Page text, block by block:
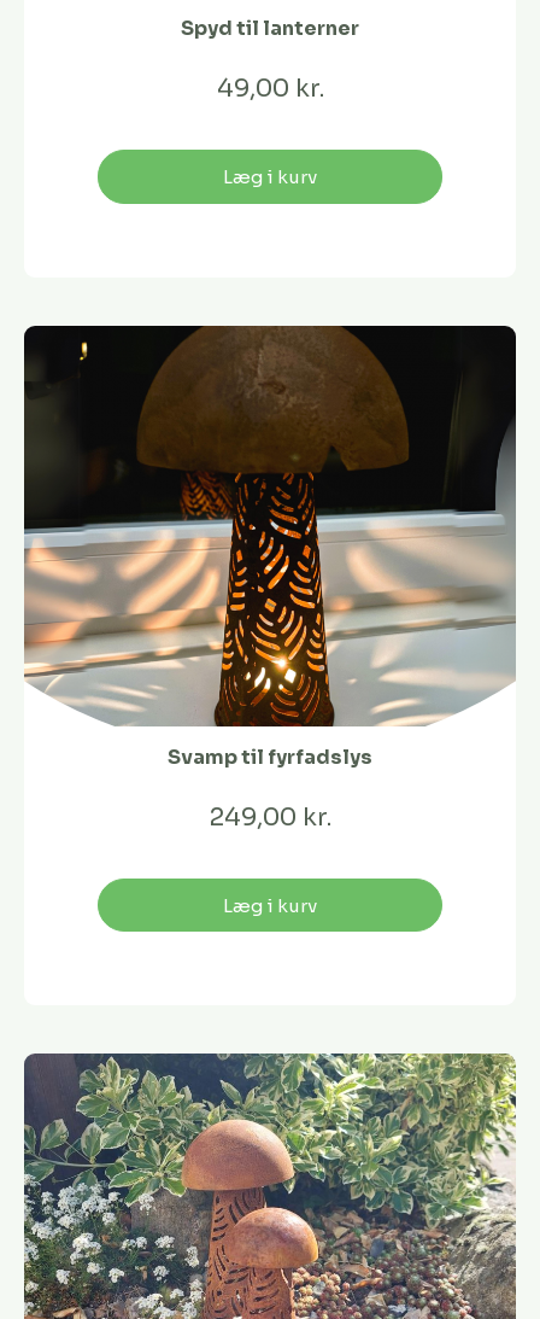
Spyd til lanterner
49,00 kr.
Læg i kurv
Svamp til fyrfadslys
249,00 kr.
Læg i kurv